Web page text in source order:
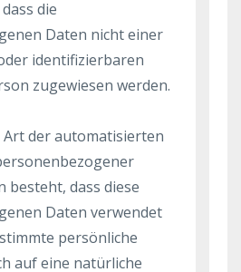
die
Daten nicht einer
identifizierbaren
zugewiesen werden.
Art der automatisierten
besteht, dass diese
Daten verwendet
persönliche
auf eine natürliche